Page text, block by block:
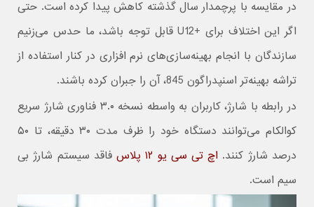
در مقایسه با پرچمدار سال گذشته کاهش پیدا کرده است. حتی
اگر این اختلاف برای +U12 قابل توجه باشد، ما حدس می‌زنیم
سازندگان با انجام بهینه‌سازی‌های نرم افزاری در کنار استفاده از
تراشه بهینه‌تر اسنپدراگون 845، آن را جبران کرده باشند.
در رابطه با شارژ، کاربران به واسطه نسخه ۳.۰ فناوری شارژ سریع
کوالکام می‌توانند دستگاه خود را ظرف مدت ۳۰ دقیقه، تا ۵۰
درصد شارژ کنند. اچ تی سی یو ۱۲ پلاس
فاقد سیستم شارژ بی
سیم است.